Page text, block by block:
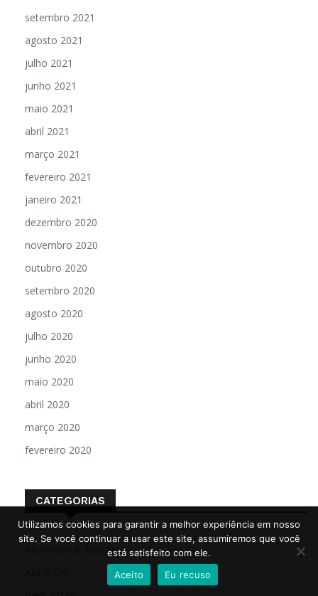
setembro 2021
agosto 2021
julho 2021
junho 2021
maio 2021
abril 2021
março 2021
fevereiro 2021
janeiro 2021
dezembro 2020
novembro 2020
outubro 2020
setembro 2020
agosto 2020
julho 2020
junho 2020
maio 2020
abril 2020
março 2020
fevereiro 2020
CATEGORIAS
Alimentos & Bebidas
Utilizamos cookies para garantir a melhor experiência em nosso
site. Se você continuar a usar este site, assumiremos que você
está satisfeito com ele.
Aceito
Eu recuso